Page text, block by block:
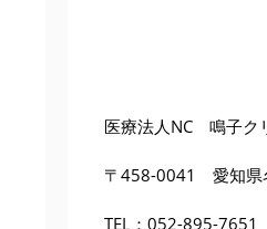
医療法人NC 鳴子ク
〒458-0041 愛知県
TEL： 052-895-7651